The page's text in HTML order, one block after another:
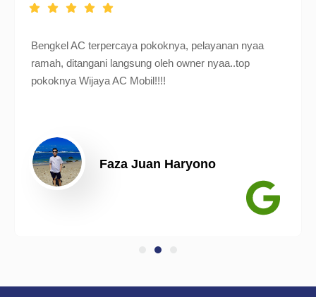
Bengkel AC terpercaya pokoknya, pelayanan nyaa
ramah, ditangani langsung oleh owner nyaa..top
pokoknya Wijaya AC Mobil!!!!
Faza Juan Haryono